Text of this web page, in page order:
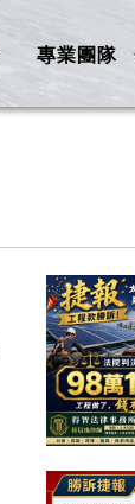
專業團隊